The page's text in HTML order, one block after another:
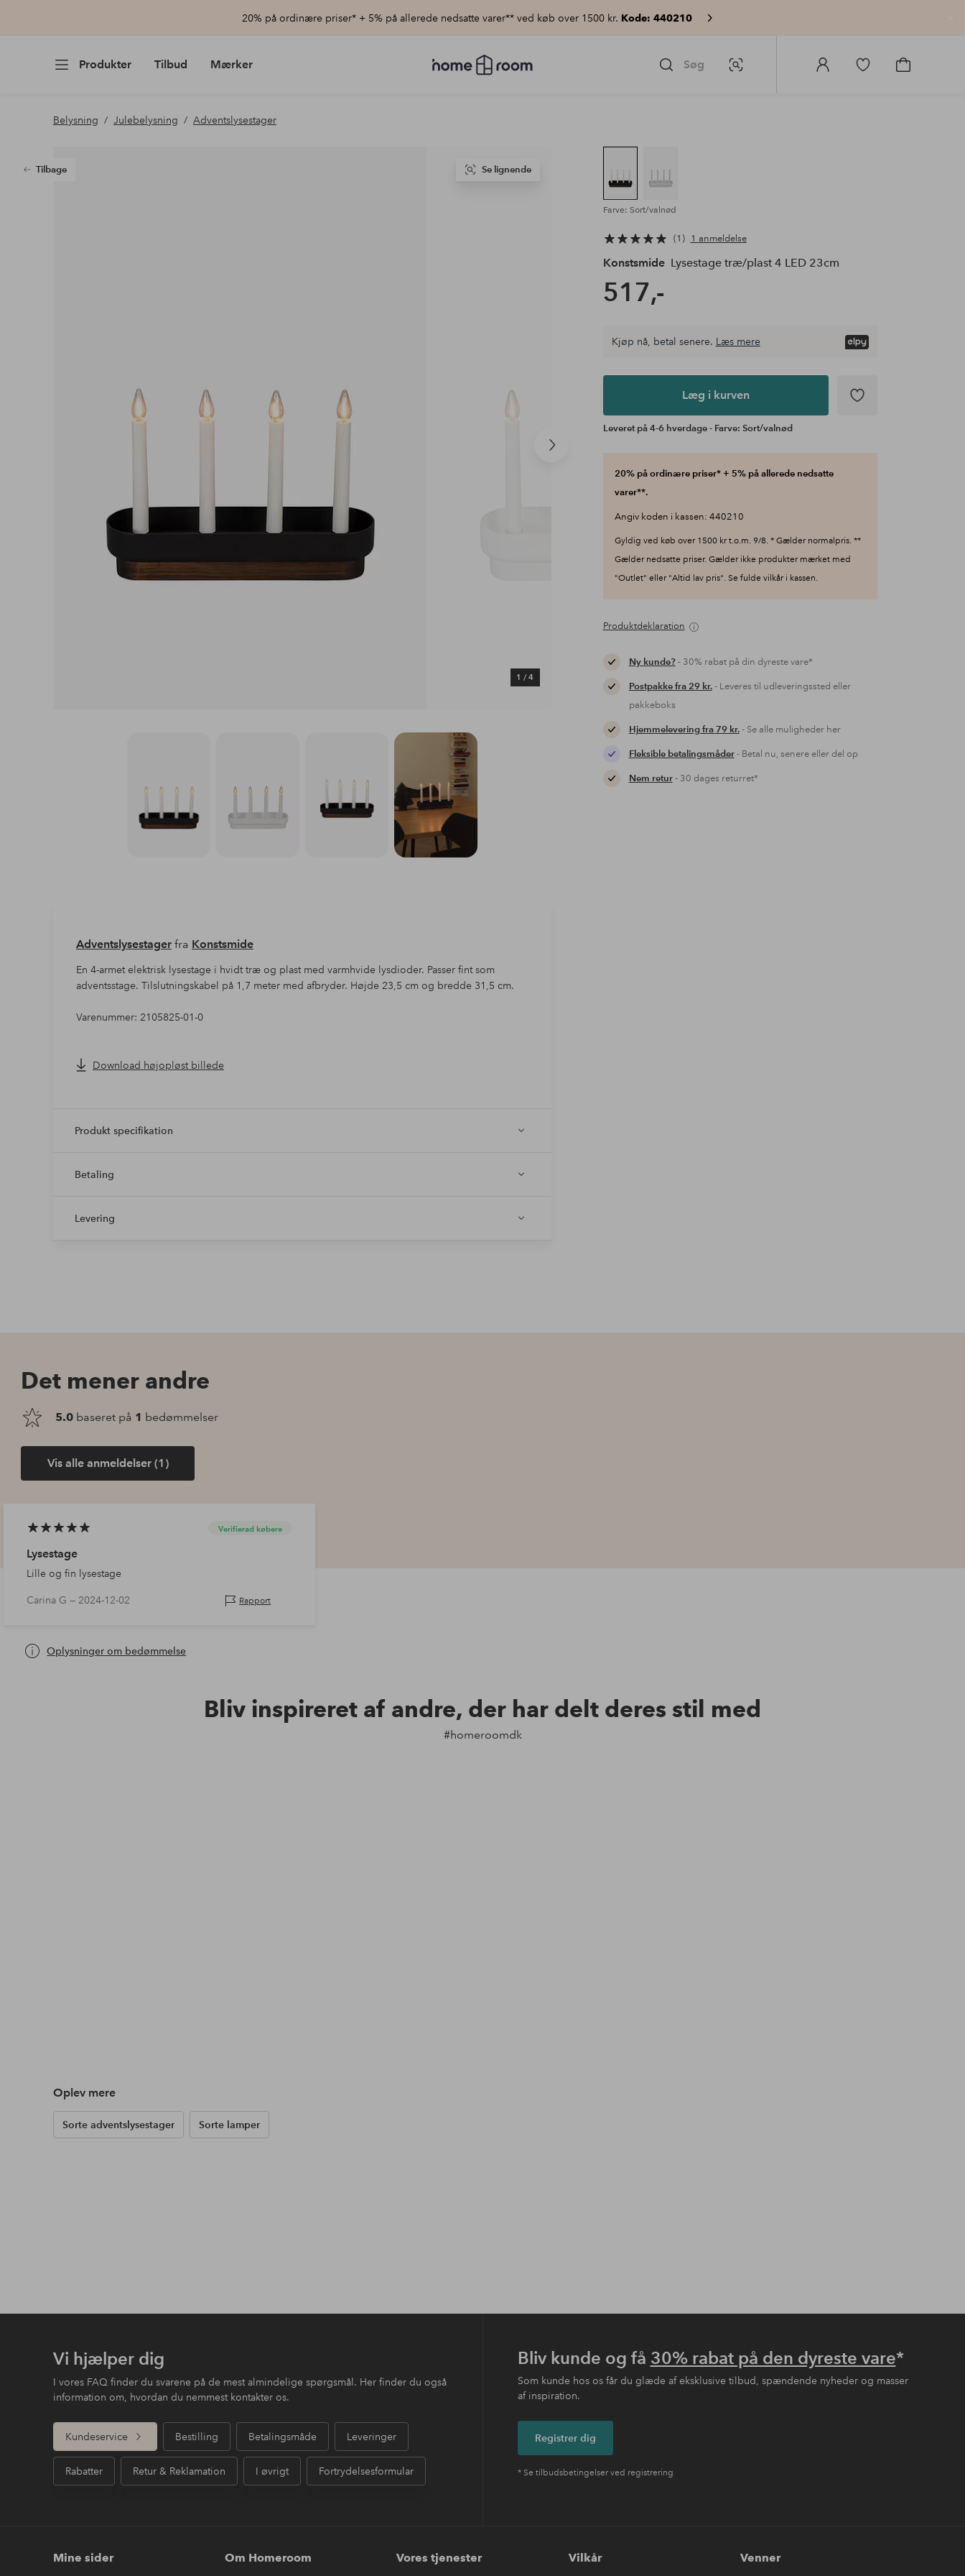
20% på ordinære priser* + 5% på allerede nedsatte varer** ved køb over 1500 kr. Kode: 440210
Produkter Tilbud Mærker
Homeroom
–
Søg Billedsøgning
Log
Gå
Gå
Belysning Julebelysning Adventslysestager
Tilbage
Næste
1 / 4
Se lignende
Farve: Sort/valnød
1 1 anmeldelse
Konstsmide Lysestage træ/plast 4 LED 23cm
517,-
Kjøp nå, betal senere. Læs mere
Læg i kurven
Leveret på 4-6 hverdage - Farve: Sort/valnød
20% på ordinære priser* + 5% på allerede nedsatte
varer**.
Angiv koden i kassen: 440210
Gyldig ved køb over 1500 kr t.o.m. 9/8. * Gælder normalpris. **
Gælder nedsatte priser. Gælder ikke produkter mærket med
"Outlet" eller "Altid lav pris". Se fulde vilkår i kassen.
Produktdeklaration
Ny kunde?- 30% rabat på din dyreste vare*
Postpakke fra 29 kr.- Leveres til udleveringssted eller
pakkeboks
Hjemmelevering fra 79 kr.- Se alle muligheder her
Fleksible betalingsmåder- Betal nu, senere eller del op
Nem retur- 30 dages returret*
Adventslysestagerfra Konstsmide
En 4-armet elektrisk lysestage i hvidt træ og plast med varmhvide lysdioder. Passer fint som
adventsstage. Tilslutningskabel på 1,7 meter med afbryder. Højde 23,5 cm og bredde 31,5 cm.
Varenummer: 2105825-01-0
Download højopløst billede
Produkt specifikation
Betaling
Levering
Det mener andre
5.0 baseret på 1 bedømmelser
Vis alle anmeldelser (1)
Verifierad købere
Lysestage
Lille og fin lysestage
Carina G —2024-12-02 Rapport
Oplysninger om bedømmelse
Bliv inspireret af andre, der har delt deres stil med
#homeroomdk
Oplev mere
Sorte adventslysestager Sorte lamper
Vi hjælper dig
I vores FAQ finder du svarene på de mest almindelige spørgsmål. Her finder du også
information om, hvordan du nemmest kontakter os.
Kundeservice Bestilling Betalingsmåde Leveringer
Rabatter Retur & Reklamation I øvrigt Fortrydelsesformular
Bliv kunde og få 30% rabat på den dyreste vare*
Som kunde hos os får du glæde af eksklusive tilbud, spændende nyheder og masser
af inspiration.
Registrer dig
* Se tilbudsbetingelser ved registrering
Mine sider Om Homeroom Vores tjenester Vilkår Venner